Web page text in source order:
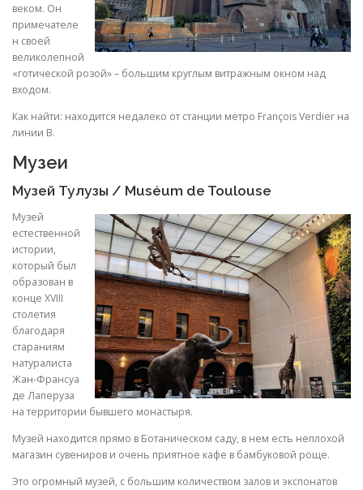
веком. Он
примечателе
н своей
великолепной
«готической розой» – большим круглым витражным окном над
входом.
Как найти: находится недалеко от станции метро François Verdier на
линии B.
Музеи
Музей Тулузы / Muséum de Toulouse
Музей
естественной
истории,
который был
образован в
конце XVIII
столетия
благодаря
стараниям
натуралиста
Жан-Франсуа
де Лаперуза
на территории бывшего монастыря.
Музей находится прямо в Ботаническом саду, в нем есть неплохой
магазин сувениров и очень приятное кафе в бамбуковой роще.
Это огромный музей, с большим количеством залов и экспонатов